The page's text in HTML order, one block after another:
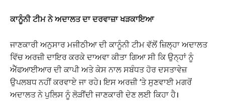
ਕਾਨੂੰਨੀ ਟੀਮ ਨੇ ਅਦਾਲਤ ਦਾ ਦਰਵਾਜ਼ਾ ਖੜਕਾਇਆ
ਜਾਣਕਾਰੀ ਅਨੁਸਾਰ ਮਜੀਠੀਆ ਦੀ ਕਾਨੂੰਨੀ ਟੀਮ ਵੱਲੋਂ ਜ਼ਿਲ੍ਹਾ ਅਦਾਲਤ
ਵਿੱਚ ਅਰਜ਼ੀ ਦਾਇਰ ਕਰਕੇ ਦਾਅਵਾ ਕੀਤਾ ਗਿਆ ਸੀ ਕਿ ਉਨ੍ਹਾਂ ਨੂੰ
ਐੱਫਆਈਆਰ ਦੀ ਕਾਪੀ ਅਤੇ ਕੇਸ ਨਾਲ ਸਬੰਧਤ ਹੋਰ ਦਸਤਾਵੇਜ਼
ਉਪਲਬਧ ਨਹੀਂ ਕਰਵਾਏ ਜਾ ਰਹੇ। ਇਸ ਅਰਜ਼ੀ ‘ਤੇ ਸੁਣਵਾਈ ਮਗਰੋਂ
ਅਦਾਲਤ ਨੇ ਪੁਲਿਸ ਨੂੰ ਲੋੜੀਂਦੀ ਜਾਣਕਾਰੀ ਦੇਣ ਲਈ ਕਿਹਾ ਹੈ।